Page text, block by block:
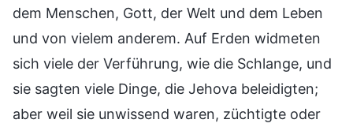
dem Menschen, Gott, der Welt und dem Leben
und von vielem anderem. Auf Erden widmeten
sich viele der Verführung, wie die Schlange, und
sie sagten viele Dinge, die Jehova beleidigten;
aber weil sie unwissend waren, züchtigte oder